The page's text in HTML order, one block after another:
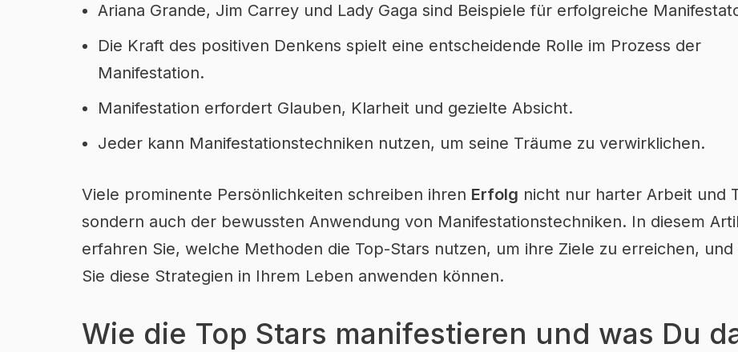
Ariana Grande, Jim Carrey und Lady Gaga sind Beispiele für erfolgreiche
Die Kraft des positiven Denkens spielt eine entscheidende Rolle im Prozess der
Manifestation.
Manifestation erfordert Glauben, Klarheit und gezielte Absicht.
Jeder kann Manifestationstechniken nutzen, um seine Träume zu verwirklichen.
Viele prominente Persönlichkeiten schreiben ihren Erfolg nicht nur harter Arbeit und
sondern auch der bewussten Anwendung von Manifestationstechniken. In diesem
erfahren Sie, welche Methoden die Top-Stars nutzen, um ihre Ziele zu erreichen, und
Sie diese Strategien in Ihrem Leben anwenden können.
Wie die Top Stars manifestieren und was Du